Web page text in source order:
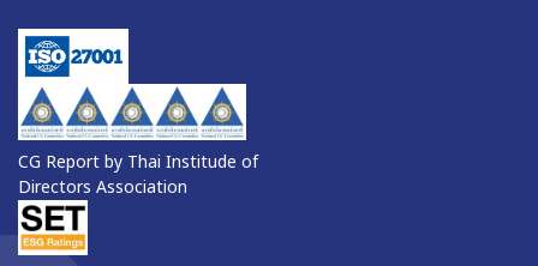
CG Report by Thai Institude of
Directors Association